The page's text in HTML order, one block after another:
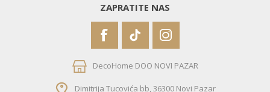
ZAPRATITE NAS
DecoHome DOO NOVI PAZAR
Dimitrija Tucovića bb, 36300 Novi Pazar